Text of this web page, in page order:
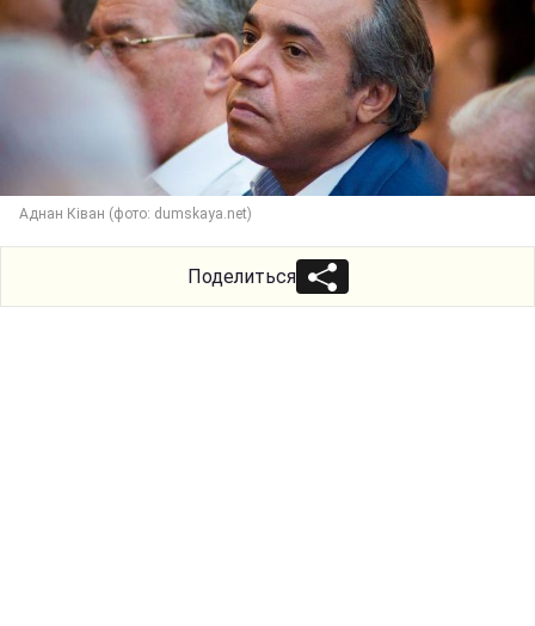
Аднан Ківан (фото: dumskaya.net)
Поделиться